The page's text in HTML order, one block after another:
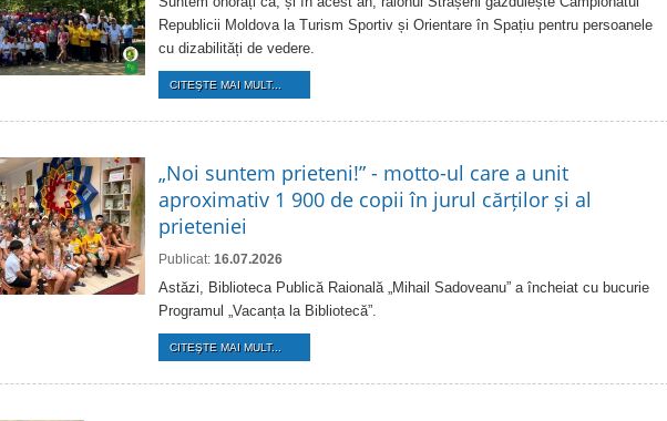
Republicii Moldova la Turism Sportiv și Orientare în Spațiu pentru persoanele
cu dizabilități de vedere.
CITEŞTE MAI MULT...
„Noi suntem prieteni!” - motto-ul care a unit
aproximativ 1 900 de copii în jurul cărților și al
prieteniei
Publicat: 16.07.2026
Astăzi, Biblioteca Publică Raională „Mihail Sadoveanu” a încheiat cu bucurie
Programul „Vacanța la Bibliotecă”.
CITEŞTE MAI MULT...